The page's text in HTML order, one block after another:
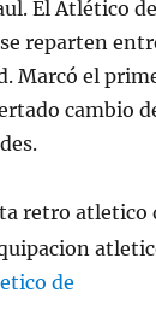
El Atlético
reparten
Marcó el
cambio